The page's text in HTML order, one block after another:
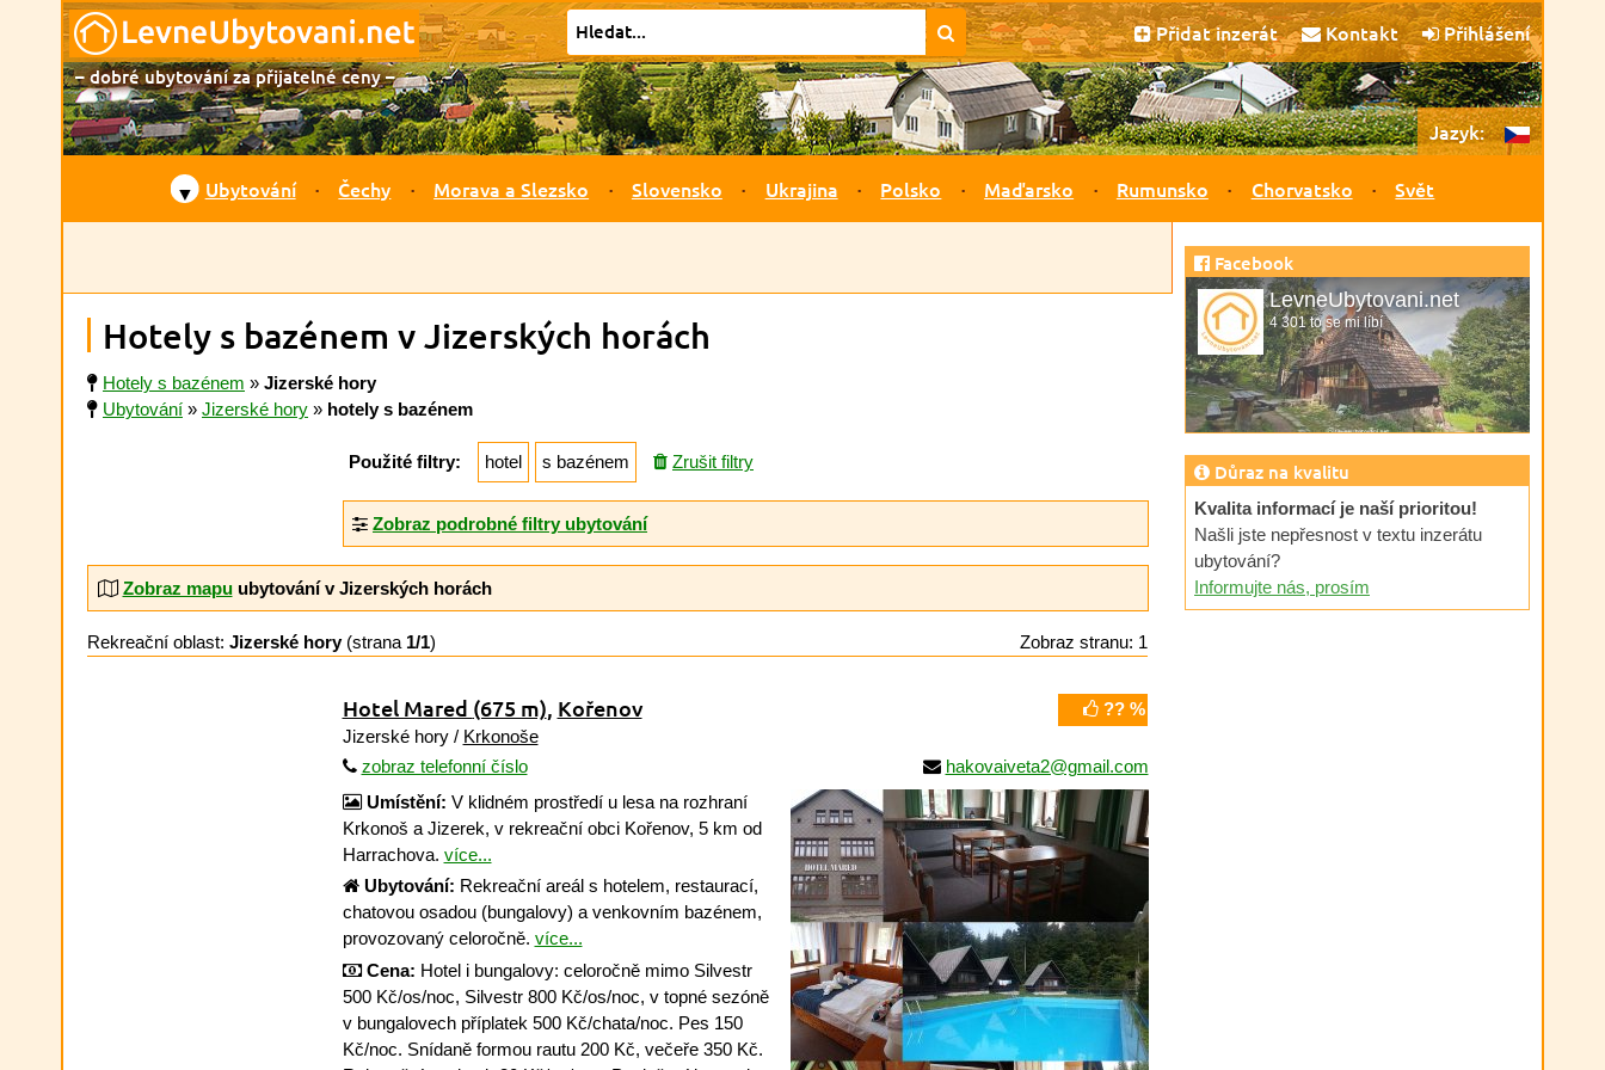
Přidat inzerát Kontakt Přihlášení
– dobré ubytování za přijatelné ceny –
Jazyk:
▼ Ubytování Čechy Morava a Slezsko Slovensko Ukrajina Polsko Maďarsko Rumunsko Chorvatsko Svět
Hotely s bazénem v Jizerských horách
Hotely s bazénem » Jizerské hory
Ubytování » Jizerské hory » hotely s bazénem
Použité filtry: hotel s bazénem Zrušit filtry
Zobraz podrobné filtry ubytování
Zobraz mapuubytování v Jizerských horách
Rekreační oblast: Jizerské hory(strana 1/1) Zobraz stranu: 1
?? %
Hotel Mared (675 m), Kořenov
Jizerské hory / Krkonoše
zobraz telefonní číslo
hakovaiveta2@gmail.com
Umístění: V klidném prostředí u lesa na rozhraní
Krkonoš a Jizerek, v rekreační obci Kořenov, 5 km od
Harrachova. více...
Ubytování: Rekreační areál s hotelem, restaurací,
chatovou osadou (bungalovy) a venkovním bazénem,
provozovaný celoročně. více...
Cena: Hotel i bungalovy: celoročně mimo Silvestr
500 Kč/os/noc, Silvestr 800 Kč/os/noc, v topné sezóně
v bungalovech příplatek 500 Kč/chata/noc. Pes 150
Kč/noc. Snídaně formou rautu 200 Kč, večeře 350 Kč.
Facebook
LevneUbytovani.net
4 301 to se mi líbí
Důraz na kvalitu
Kvalita informací je naší prioritou!
Našli jste nepřesnost v textu inzerátu
ubytování?
Informujte nás, prosím